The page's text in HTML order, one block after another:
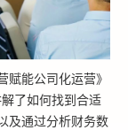
赋能公司化运营》
了如何找到合适
及通过分析财务数